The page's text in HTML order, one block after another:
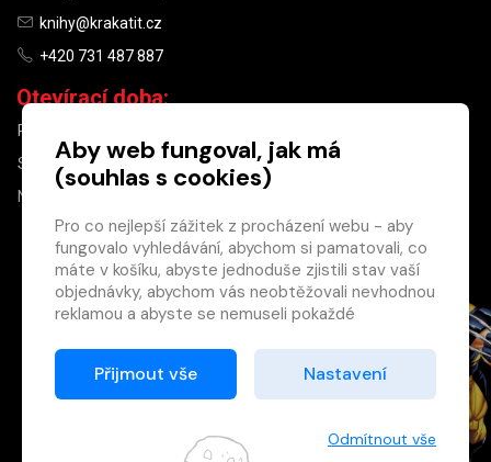
×
Máte u nás již
registrovaný
účet?
Registrací získáte slevu
na zboží ve výši 15 %
knihy@krakatit.cz
+420 731 487 887
Otevírací doba:
PO–PÁ
SO
10:00–13:00
NE
Zásady cookies
Aby web fungoval, jak má
(souhlas s cookies)
Pro co nejlepší zážitek z procházení webu - aby
fungovalo vyhledávání, abychom si pamatovali, co
máte v košíku, abyste jednoduše zjistili stav vaší
objednávky, abychom vás neobtěžovali nevhodnou
reklamou a abyste se nemuseli pokaždé
Proto od vás potřebujeme souhlas se
zpracováním souborů cookies
Děkujeme, že nám ho dáte a pomůžete nám tak
Přijmout vše Nastavení
Odmítnout vše